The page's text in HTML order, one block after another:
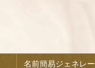
名前簡易ジェネレー